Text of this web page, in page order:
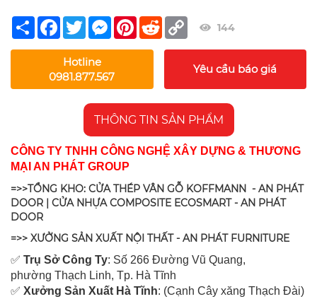
Share Facebook
TwitterMessengerPinterest
Reddit Copy
Link
144
Hotline
0981.877.567
Yêu cầu báo giá
THÔNG TIN SẢN PHẨM
CÔNG TY TNHH CÔNG NGHỆ XÂY DỰNG & THƯƠNG
MẠI AN PHÁT GROUP
=>>TỔNG KHO: CỬA THÉP VÂN GỖ KOFFMANN - AN PHÁT
DOOR | CỬA NHỰA COMPOSITE ECOSMART - AN PHÁT
DOOR
=>> XƯỞNG SẢN XUẤT NỘI THẤT - AN PHÁT FURNITURE
✅ Trụ Sở Công Ty: Số 266 Đường Vũ Quang,
phường Thạch Linh, Tp. Hà Tĩnh
✅ Xưởng Sản Xuất Hà Tĩnh: (Cạnh Cây xăng Thạch Đài)